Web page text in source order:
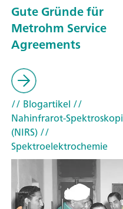
Gute Gründe für
Metrohm Service
Agreements
// Blogartikel //
Nahinfrarot-
(NIRS)//
Spektroelektrochemie